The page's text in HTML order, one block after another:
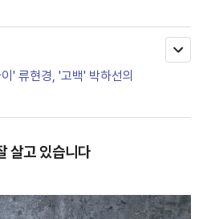
' 류현경, '고백' 박하선의
모
살고 있습니다